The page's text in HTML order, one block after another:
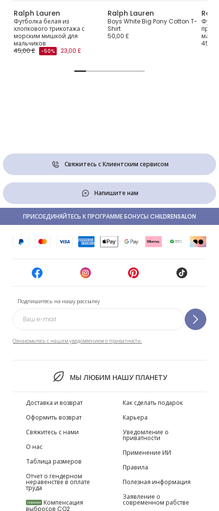
Ralph Lauren
Футболка белая из
хлопкового трикотажа с
морским мишкой для
мальчиков
45,00 £
-50% 23,00 £
Ralph Lauren
Boys White Big Pony Cotton T-
Shirt
50,00 £
45,00
Свяжитесь с Клиентским сервисом
Напишите нам
Подпишитесь на нашу рассылку
Ознакомьтесь с нашим уведомлением о приватности.
МЫ ЛЮБИМ НАШУ ПЛАНЕТУ
ПРИСОЕДИНЯЙТЕСЬ К ПРОГРАММЕ БОНУСЫ CHILDRENSALON
Доставка и возврат
Оформить возврат
Свяжитесь с нами
О нас
Таблица размеров
Отчет о гендерном
неравенстве в оплате
труда
НОВИНКИ Компенсация
выбросов CO2
Как сделать подарок
Карьера
Уведомление о
приватности
Применение ИИ
Правила
Полезная информация
Заявление о
современном рабстве